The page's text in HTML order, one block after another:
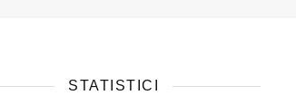
STATISTICI